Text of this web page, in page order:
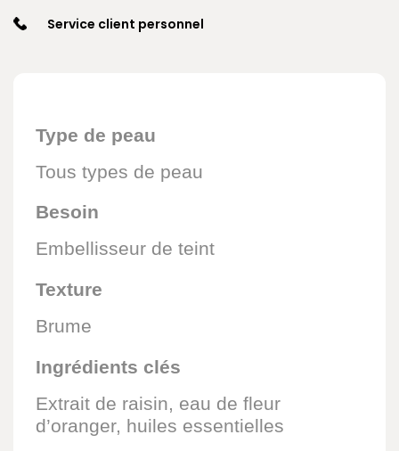
Service client personnel
Type de peau
Tous types de peau
Besoin
Embellisseur de teint
Texture
Brume
Ingrédients clés
Extrait de raisin, eau de fleur
d’oranger, huiles essentielles